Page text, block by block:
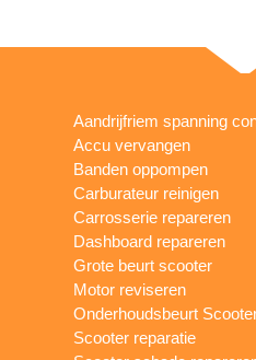
Aandrijfriem spanning
Accu vervangen
Banden oppompen
Carburateur reinigen
Carrosserie repareren
Dashboard repareren
Grote beurt scooter
Motor reviseren
Onderhoudsbeurt
Scooter reparatie